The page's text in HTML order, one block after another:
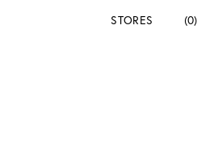
STORES (0)